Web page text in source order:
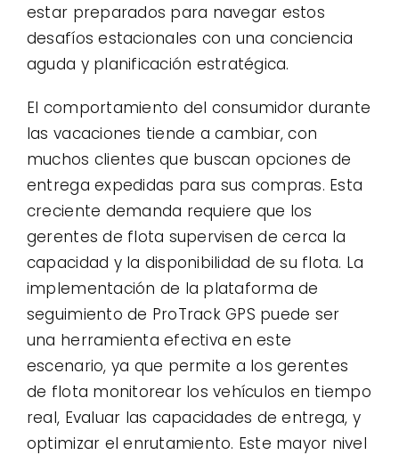
estar preparados para navegar estos
desafíos estacionales con una conciencia
aguda y planificación estratégica.
El comportamiento del consumidor durante
las vacaciones tiende a cambiar, con
muchos clientes que buscan opciones de
entrega expedidas para sus compras. Esta
creciente demanda requiere que los
gerentes de flota supervisen de cerca la
capacidad y la disponibilidad de su flota. La
implementación de la plataforma de
seguimiento de ProTrack GPS puede ser
una herramienta efectiva en este
escenario, ya que permite a los gerentes
de flota monitorear los vehículos en tiempo
real, Evaluar las capacidades de entrega, y
optimizar el enrutamiento. Este mayor nivel